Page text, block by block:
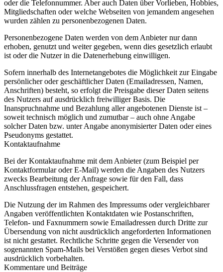
oder die Telefonnummer. Aber auch Daten über Vorlieben, Hobbies,
Mitgliedschaften oder welche Webseiten von jemandem angesehen
wurden zählen zu personenbezogenen Daten.
Personenbezogene Daten werden von dem Anbieter nur dann
erhoben, genutzt und weiter gegeben, wenn dies gesetzlich erlaubt
ist oder die Nutzer in die Datenerhebung einwilligen.
Sofern innerhalb des Internetangebotes die Möglichkeit zur Eingabe
persönlicher oder geschäftlicher Daten (Emailadressen, Namen,
Anschriften) besteht, so erfolgt die Preisgabe dieser Daten seitens
des Nutzers auf ausdrücklich freiwilliger Basis. Die
Inanspruchnahme und Bezahlung aller angebotenen Dienste ist –
soweit technisch möglich und zumutbar – auch ohne Angabe
solcher Daten bzw. unter Angabe anonymisierter Daten oder eines
Pseudonyms gestattet.
Kontaktaufnahme
Bei der Kontaktaufnahme mit dem Anbieter (zum Beispiel per
Kontaktformular oder E-Mail) werden die Angaben des Nutzers
zwecks Bearbeitung der Anfrage sowie für den Fall, dass
Anschlussfragen entstehen, gespeichert.
Die Nutzung der im Rahmen des Impressums oder vergleichbarer
Angaben veröffentlichten Kontaktdaten wie Postanschriften,
Telefon- und Faxnummern sowie Emailadressen durch Dritte zur
Übersendung von nicht ausdrücklich angeforderten Informationen
ist nicht gestattet. Rechtliche Schritte gegen die Versender von
sogenannten Spam-Mails bei Verstößen gegen dieses Verbot sind
ausdrücklich vorbehalten.
Kommentare und Beiträge